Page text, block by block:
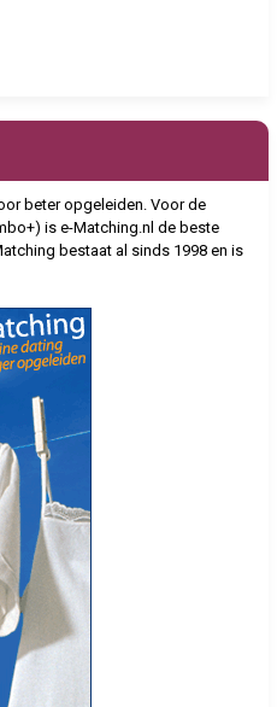
beter opgeleiden. Voor de
is e-Matching.nl de beste
bestaat al sinds 1998 en is